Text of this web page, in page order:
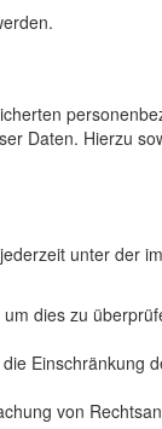
Daten. Hierzu
unter der
dies zu
Einschränkung
von